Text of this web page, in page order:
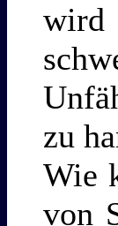
wird
zu
Wie
von